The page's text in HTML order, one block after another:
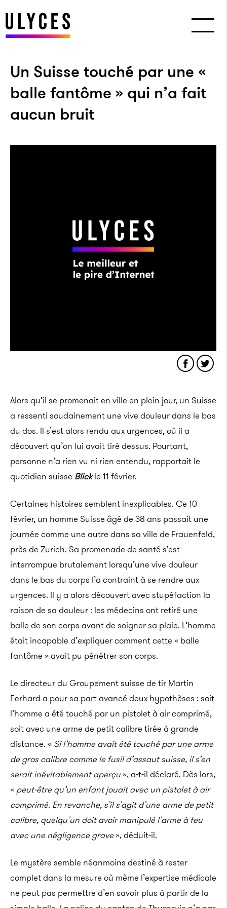
Un Suisse touché par une «
balle fantôme » qui n’a fait
aucun bruit
Alors qu’il se promenait en ville en plein jour, un Suisse
a ressenti soudainement une vive douleur dans le bas
du dos. Il s’est alors rendu aux urgences, où il a
découvert qu’on lui avait tiré dessus. Pourtant,
personne n’a rien vu ni rien entendu, rapportait le
quotidien suisse Blickle 11 février.
Certaines histoires semblent inexplicables. Ce 10
février, un homme Suisse âgé de 38 ans passait une
journée comme une autre dans sa ville de Frauenfeld,
près de Zurich. Sa promenade de santé s’est
interrompue brutalement lorsqu’une vive douleur
dans le bas du corps l’a contraint à se rendre aux
urgences. Il y a alors découvert avec stupéfaction la
raison de sa douleur : les médecins ont retiré une
balle de son corps avant de soigner sa plaie. L’homme
était incapable d’expliquer comment cette « balle
fantôme » avait pu pénétrer son corps.
Le directeur du Groupement suisse de tir Martin
Eerhard a pour sa part avancé deux hypothèses : soit
l’homme a été touché par un pistolet à air comprimé,
soit avec une arme de petit calibre tirée à grande
distance. « Si l’homme avait été touché par une arme
de gros calibre comme le fusil d’assaut suisse, il s’en
serait inévitablement aperçu», a-t-il déclaré. Dès lors,
« peut-être qu’un enfant jouait avec un pistolet à air
comprimé. En revanche, s’il s’agit d’une arme de petit
calibre, quelqu’un doit avoir manipulé l’arme à feu
avec une négligence grave», déduit-il.
Le mystère semble néanmoins destiné à rester
complet dans la mesure où même l’expertise médicale
ne peut pas permettre d’en savoir plus à partir de la